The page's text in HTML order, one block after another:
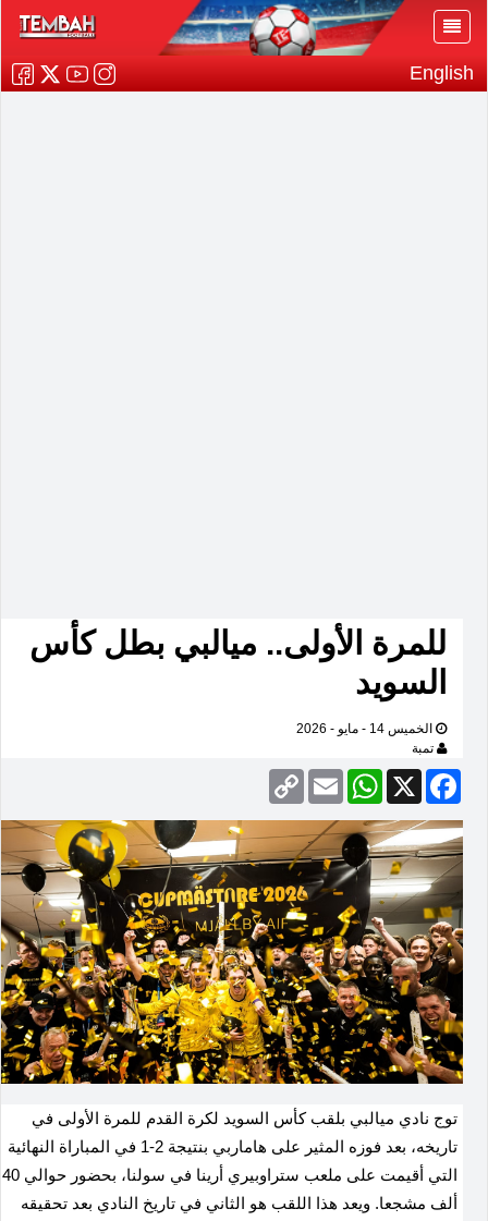
English
للمرة الأولى.. ميالبي بطل كأس
السويد
الخميس 14 - مايو - 2026
تمبة
Facebook
X
WhatsApp
Email
Copy
Link
توج نادي ميالبي بلقب كأس السويد لكرة القدم للمرة الأولى في
تاريخه، بعد فوزه المثير على هاماربي بنتيجة 2-1 في المباراة النهائية
التي أقيمت على ملعب ستراوبيري أرينا في سولنا، بحضور حوالي 40
ألف مشجعا. ويعد هذا اللقب هو الثاني في تاريخ النادي بعد تحقيقه